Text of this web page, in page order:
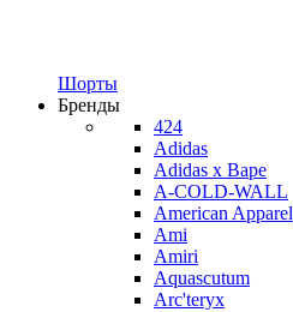
Шорты
Бренды
424
Adidas
Adidas x Bape
A-COLD-WALL
American Apparel
Ami
Amiri
Aquascutum
Arc'teryx